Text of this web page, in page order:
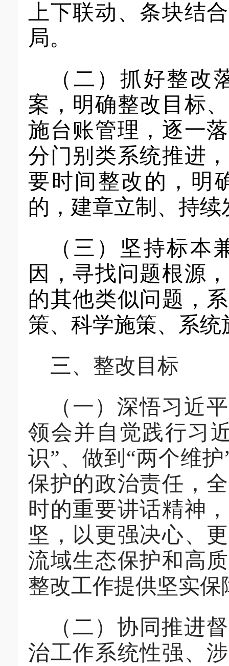
上下联动、条块结
局。
（二）抓好整改
案 ，明确整改目标、
施台账管理， 逐一
分门别类系统推进
要时间整改的， 明
的， 建章立制、 持续
（三）坚持标本
因，寻找问题根源
的其他类似问题，
策、科学施策、系
三、 整改 目标
（一）深悟习近
领会并自觉践行习
识”、做到 “两个维护
保护的政治责任，
时的重要讲话精神
坚，以更强决心、
流域生态保护和高
整改工作提供坚实保
（二）协同推进
治工作系统性强、